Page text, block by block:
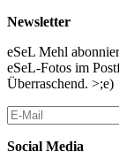
Newsletter
eSeL Mehl
eSeL-Fotos im
Überraschend. >;e)
Social Media